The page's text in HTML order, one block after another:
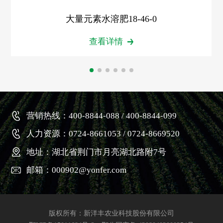
大量元素水溶肥18-46-0
查看详情
营销热线：400-8844-088 / 400-8844-099
人力资源：0724-8661053 / 0724-8669520
地址：湖北省荆门市月亮湖北路附7号
邮箱：000902@yonfer.com
版权所有：新洋丰农业科技股份有限公司